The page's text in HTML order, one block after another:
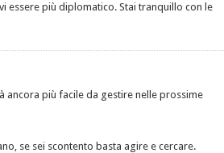
essere più diplomatico. Stai tranquillo con le
ancora più facile da gestire nelle prossime
se sei scontento basta agire e cercare.